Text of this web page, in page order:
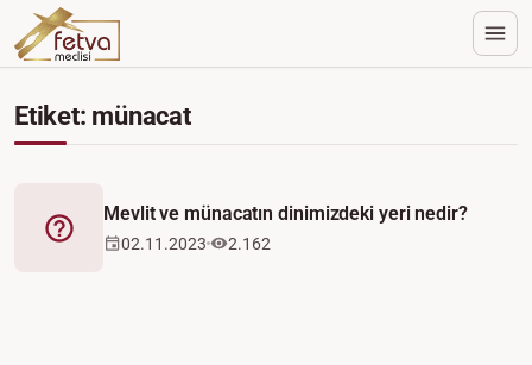
Etiket: münacat
Fetva
Mevlit ve münacatın dinimizdeki yeri nedir?
02.11.2023 2.162